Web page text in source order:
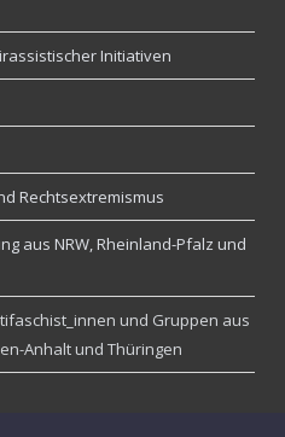
Initiativen
Rechtsextremismus
aus NRW, Rheinland-Pfalz und
und Gruppen aus
Anhalt und Thüringen